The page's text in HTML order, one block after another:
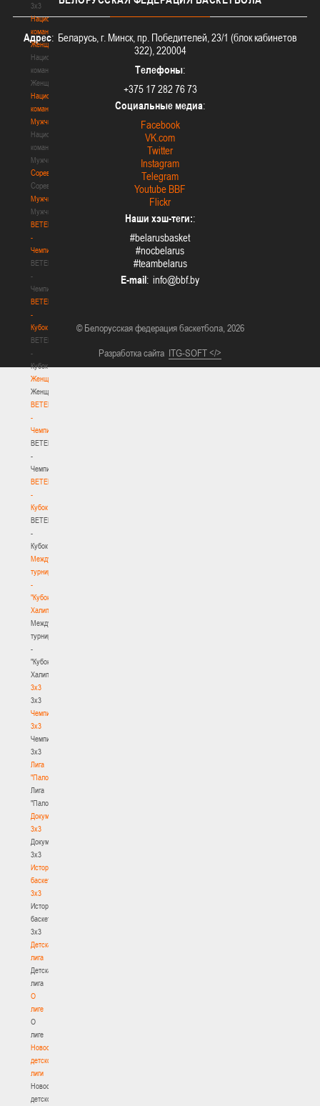
3х3
Национальная
команда.
Женщины
Национальная
команда.
Женщины
Национальная
команда.
Мужчины
Национальная
команда.
Мужчины
Соревнования
Соревнования
Мужчины
Мужчины
BETERA
-
Чемпионат
BETERA
-
Чемпионат
BETERA
-
Кубок
BETERA
-
Кубок
Женщины
Женщины
BETERA
-
Чемпионат
BETERA
-
Чемпионат
BETERA
-
Кубок
BETERA
-
Кубок
Международный
турнир
-
"Кубок
Халипского"
Международный
турнир
-
"Кубок
Халипского"
3x3
3x3
Чемпионат
3х3
Чемпионат
3х3
Лига
"Палова"
Лига
"Палова"
Документы
3х3
Документы
3х3
История
баскетбола
3х3
История
баскетбола
3х3
Детская
лига
Детская
лига
О
лиге
О
лиге
Новости
детской
лиги
Новости
детской
Адрес: Беларусь, г. Минск, пр. Победителей, 23/1 (блок кабинетов
322), 220004
Телефоны:
+375 17 282 76 73
Социальные медиа:
Facebook
VK.com
Twitter
Instagram
Telegram
Youtube BBF
Flickr
Наши хэш-теги::
#belarusbasket
#nocbelarus
#teambelarus
E-mail:
© Белорусская федерация баскетбола, 2026
Разработка сайта ITG-SOFT </>